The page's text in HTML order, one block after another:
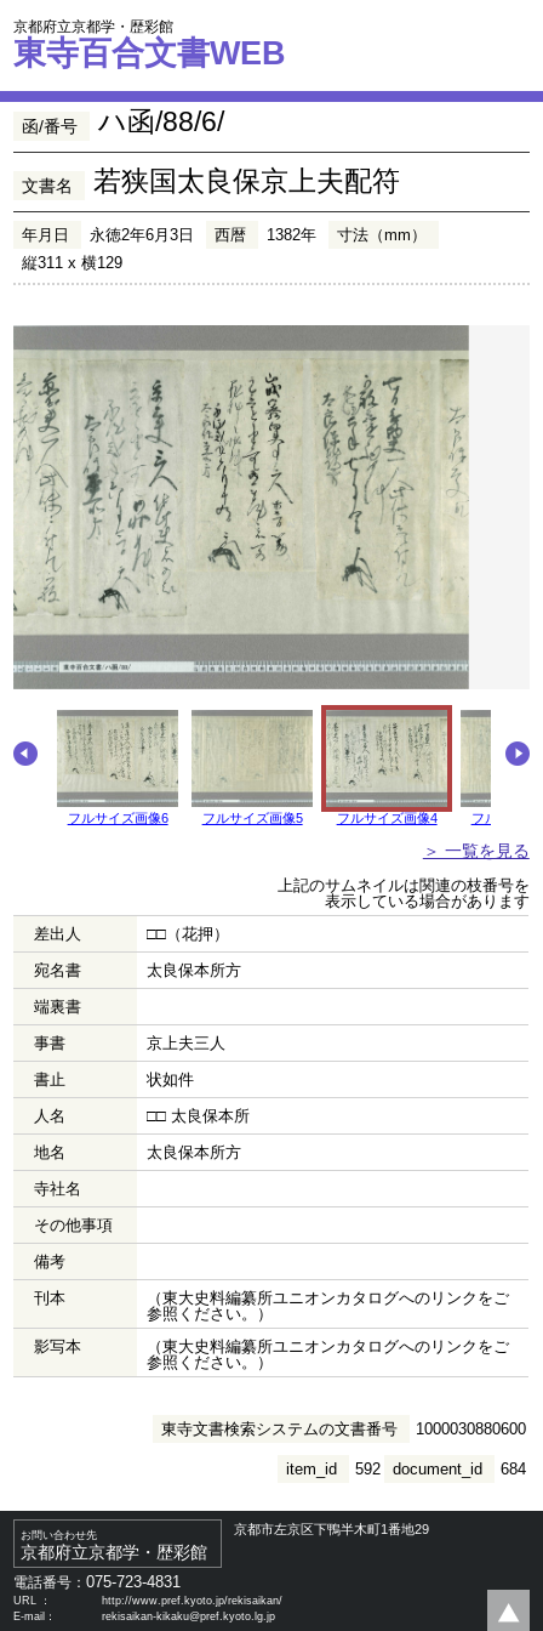
京都府立京都学・歴彩館
東寺百合文書WEB
函/番号 ハ函/88/6/
文書名 若狭国太良保京上夫配符
年月日 永徳2年6月3日 西暦 1382年
寸法（mm）
縦311 x 横129
フルサイズ画像6 フルサイズ画像5 フルサイズ画像4 フルサイズ
＞ 一覧を見る
上記のサムネイルは関連の枝番号を
表示している場合があります
差出人
□□（花押）
宛名書
太良保本所方
端裏書
事書
京上夫三人
書止
状如件
人名
□□ 太良保本所
地名
太良保本所方
寺社名
その他事項
備考
刊本
（東大史料編纂所ユニオンカタログへのリンクをご
参照ください。）
影写本
（東大史料編纂所ユニオンカタログへのリンクをご
参照ください。）
東寺文書検索システムの文書番号 1000030880600
document_id 684
item_id 592
お問い合わせ先
京都府立京都学・歴彩館
京都市左京区下鴨半木町1番地29
電話番号：075-723-4831
URL ：
http://www.pref.kyoto.jp/rekisaikan/
E-mail：
rekisaikan-kikaku@pref.kyoto.lg.jp